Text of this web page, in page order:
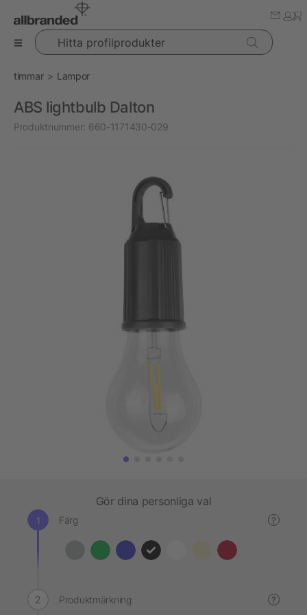
Hitta profilprodukter
timmar Lampor
ABS lightbulb Dalton
Produktnummer: 660-1171430-029
Gör dina personliga val
Färg ?
Produktmärkning ?